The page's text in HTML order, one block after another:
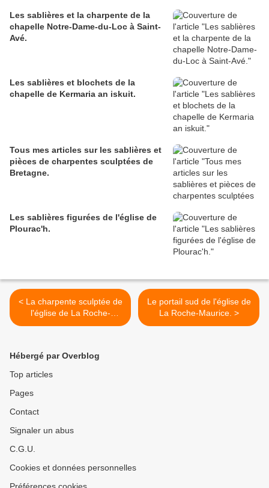
Les sablières et la charpente de la
chapelle Notre-Dame-du-Loc à Saint-
Avé.
Les sablières et blochets de la
chapelle de Kermaria an iskuit.
Tous mes articles sur les sablières et
pièces de charpentes sculptées de
Bretagne.
Les sablières figurées de l'église de
Plourac'h.
< La charpente sculptée de
l'église de La Roche-
Maurice III : les sablières du
Le portail sud de l'église de
La Roche-Maurice. >
Hébergé par Overblog
Top articles
Pages
Contact
Signaler un abus
C.G.U.
Cookies et données personnelles